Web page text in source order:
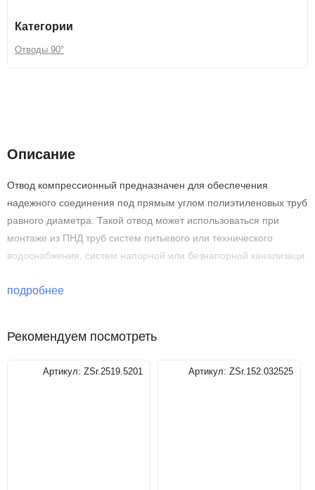
Категории
Отводы 90°
Описание
Отвод компрессионный предназначен для обеспечения
надежного соединения под прямым углом полиэтиленовых труб
равного диаметра. Такой отвод может использоваться при
монтаже из ПНД труб систем питьевого или технического
водоснабжения, систем напорной или безнапорной канализаци.
подробнее
Рекомендуем посмотреть
Артикул: ZSr.2519.5201 Артикул: ZSr.152.032525